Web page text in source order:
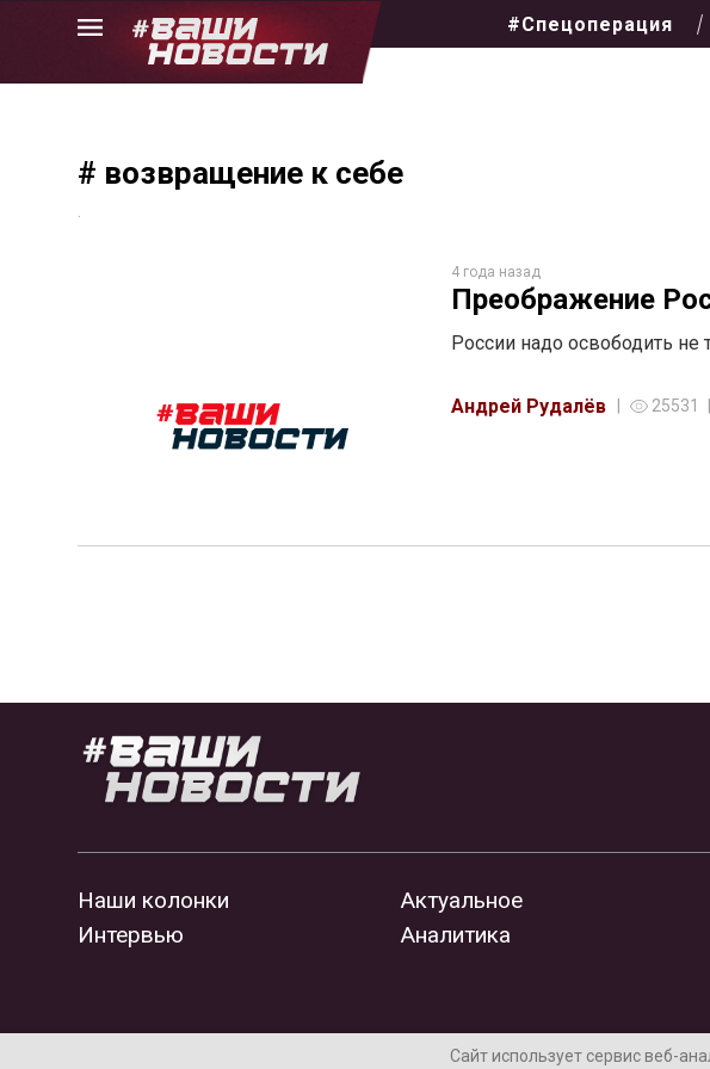
Skip
#Спецоперация
# возвращение к себе
4 года назад
Преображение
России надо освободить не
Андрей Рудалёв 25531
Наши колонки
Интервью
Актуальное
Аналитика
Сайт использует сервис веб-